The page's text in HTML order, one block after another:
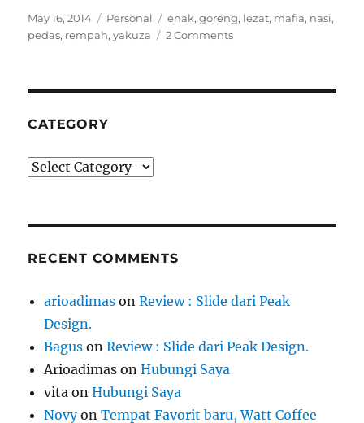
Posted
on
May 16, 2014 Categories
Personal Tags
enak,goreng, lezat, mafia, nasi,
pedas, rempah,yakuza 2 Comments
CATEGORY
Category
RECENT COMMENTS
arioadimas onReview : Slide dari Peak
Design.
Bagus onReview : Slide dari Peak Design.
Arioadimas onHubungi Saya
vita onHubungi Saya
NovyonTempat Favorit baru, Watt Coffee